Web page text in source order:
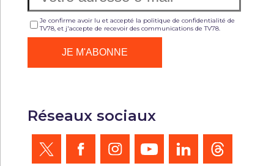
Je confirme avoir lu et accepté la politique de confidentialité de
TV78, et j'accepte de recevoir des communications de TV78.
Réseaux sociaux